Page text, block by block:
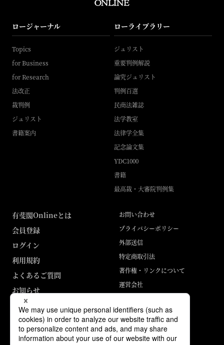
ロージャーナル
Topics
for Business
for Research
法改正
裁判例
ジュリスト
書籍案内
ローライブラリー
ジュリスト
重要判例解説
論究ジュリスト
判例百選
民商法雑誌
法学教室
法律学全集
記念論文集
YDC1000
書籍
最高裁・大審院判例集
有斐閣Onlineとは
会員登録
ログイン
利用規約
よくあるご質問
お知らせ
お問い合わせ
プライバシーポリシー
外部送信
特定商取引法
著作権・リンクについて
運営会社